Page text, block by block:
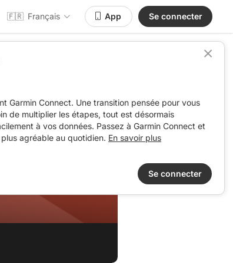
🇫🇷 Français App Se connecter
Garmin Connect. Une transition pensée pour vous
de multiplier les étapes, tout est désormais
à vos données. Passez à Garmin Connect et
agréable au quotidien. En savoir plus
Se connecter